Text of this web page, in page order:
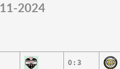
2024
0 : 3